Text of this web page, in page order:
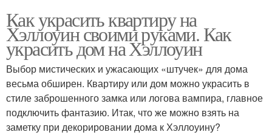
Как украсить квартиру на
Хэллоуин своими руками. Как
украсить дом на Хэллоуин
Выбор мистических и ужасающих «штучек» для дома
весьма обширен. Квартиру или дом можно украсить в
стиле заброшенного замка или логова вампира, главное
подключить фантазию. Итак, что же можно взять на
заметку при декорировании дома к Хэллоуину?